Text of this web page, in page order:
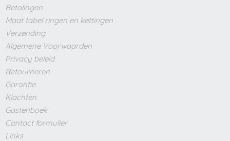
Betalingen
Maat tabel ringen en kettingen
Verzending
Algemene Voorwaarden
Privacy beleid
Retourneren
Garantie
Klachten
Gastenboek
Contact formulier
Links